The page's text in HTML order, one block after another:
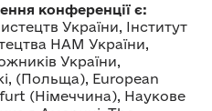
конференції є:
України, Інститут
НАМ України,
України,
(Польща), European
(Німеччина), Наукове